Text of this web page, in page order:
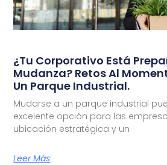
¿Tu Corporativo Está
Mudanza? Retos Al
Un Parque Industrial.
Mudarse a un parque industrial
excelente opción para las
ubicación estratégica y un
Leer Más